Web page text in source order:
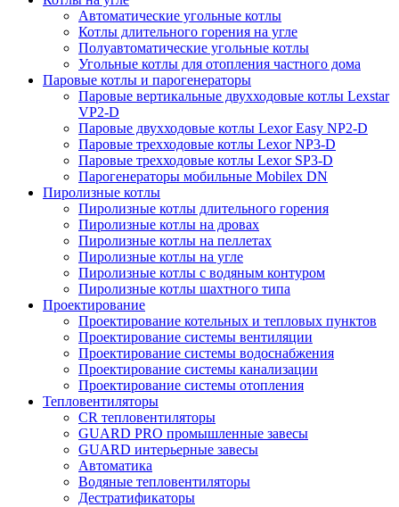
Автоматические угольные котлы
Котлы длительного горения на угле
Полуавтоматические угольные котлы
Угольные котлы для отопления частного дома
Паровые котлы и парогенераторы
Паровые вертикальные двухходовые котлы Lexstar
VP2-D
Паровые двухходовые котлы Lexor Easy NP2-D
Паровые трехходовые котлы Lexor NP3-D
Паровые трехходовые котлы Lexor SP3-D
Парогенераторы мобильные Mobilex DN
Пиролизные котлы
Пиролизные котлы длительного горения
Пиролизные котлы на дровах
Пиролизные котлы на пеллетах
Пиролизные котлы на угле
Пиролизные котлы с водяным контуром
Пиролизные котлы шахтного типа
Проектирование
Проектирование котельных и тепловых пунктов
Проектирование системы вентиляции
Проектирование системы водоснабжения
Проектирование системы канализации
Проектирование системы отопления
Тепловентиляторы
CR тепловентиляторы
GUARD PRO промышленные завесы
GUARD интерьерные завесы
Автоматика
Водяные тепловентиляторы
Дестратификаторы